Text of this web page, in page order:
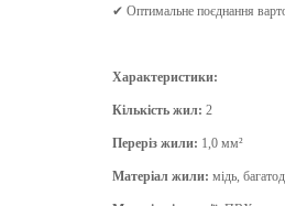
✔ Оптимальне поєднання
Характеристики:
Кількість жил: 2
Переріз жили: 1,0 мм²
Матеріал жили: мідь,